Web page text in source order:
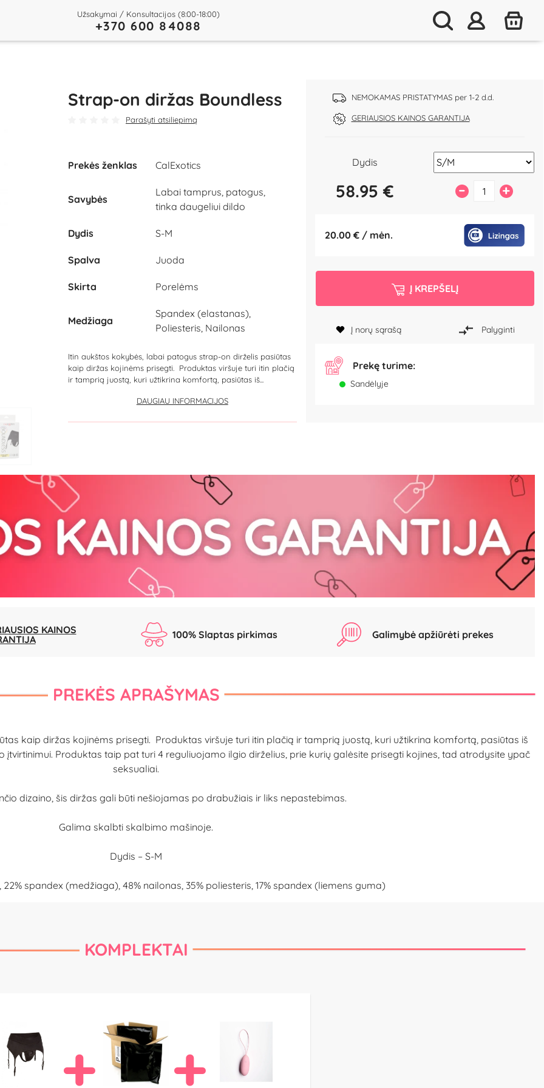
Užsakymai / Konsultacijos (8:00-18:00)
+370 600 84088
Strap-on diržas Boundless
Parašyti atsiliepimą
NEMOKAMAS PRISTATYMAS per 1-2 d.d.
GERIAUSIOS KAINOS GARANTIJA
Prekės ženklas CalExotics
Savybės
Labai tamprus, patogus,
tinka daugeliui dildo
Dydis S-M
Spalva Juoda
Skirta Porelėms
Medžiaga
Spandex (elastanas),
Poliesteris, Nailonas
Itin aukštos kokybės, labai patogus strap-on dirželis pasiūtas
kaip diržas kojinėms prisegti. Produktas viršuje turi itin plačią
ir tamprią juostą, kuri užtikrina komfortą, pasiūtas iš...
DAUGIAU INFORMACIJOS
Dydis
58.95 € – +
20.00 € / mėn.
Į KREPŠELĮ
Į norų sąrašą Palyginti
Prekę turime:
Sandėlyje
KAINOS
100% Slaptas pirkimas Galimybė apžiūrėti prekes
PREKĖS APRAŠYMAS
kaip diržas kojinėms prisegti. Produktas viršuje turi itin plačią ir tamprią juostą, kuri užtikrina komfortą, pasiūtas iš
Produktas taip pat turi 4 reguliuojamo ilgio dirželius, prie kurių galėsite prisegti kojines, tad atrodysite ypač
seksualiai.
dizaino, šis diržas gali būti nešiojamas po drabužiais ir liks nepastebimas.
Galima skalbti skalbimo mašinoje.
Dydis – S-M
spandex (medžiaga), 48% nailonas, 35% poliesteris, 17% spandex (liemens guma)
KOMPLEKTAI